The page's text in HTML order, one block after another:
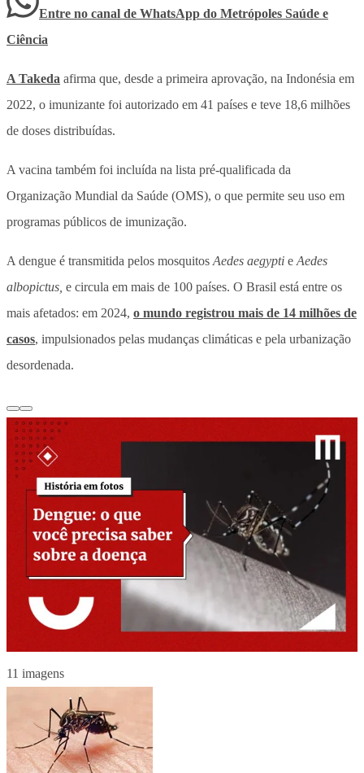
Entre no canal de WhatsApp do Metrópoles Saúde e
Ciência
A Takeda afirma que, desde a primeira aprovação, na Indonésia em
2022, o imunizante foi autorizado em 41 países e teve 18,6 milhões
de doses distribuídas.
A vacina também foi incluída na lista pré-qualificada da
Organização Mundial da Saúde (OMS), o que permite seu uso em
programas públicos de imunização.
A dengue é transmitida pelos mosquitos Aedes aegypti e Aedes
albopictus, e circula em mais de 100 países. O Brasil está entre os
mais afetados: em 2024, o mundo registrou mais de 14 milhões de
casos, impulsionados pelas mudanças climáticas e pela urbanização
desordenada.
11 imagens